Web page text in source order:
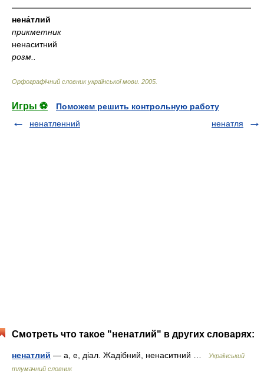
—————————————————————————————
нена́тлий
прикметник
ненаситний
розм..
Орфографічний словник української мови 2005
Игры ⚽
Поможем решить контрольную работу
ненатленний
ненатля
Смотреть что такое "ненатлий" в других словарях:
ненатлий — а, е, діал. Жадібний, ненаситний …
Український
тлумачний словник